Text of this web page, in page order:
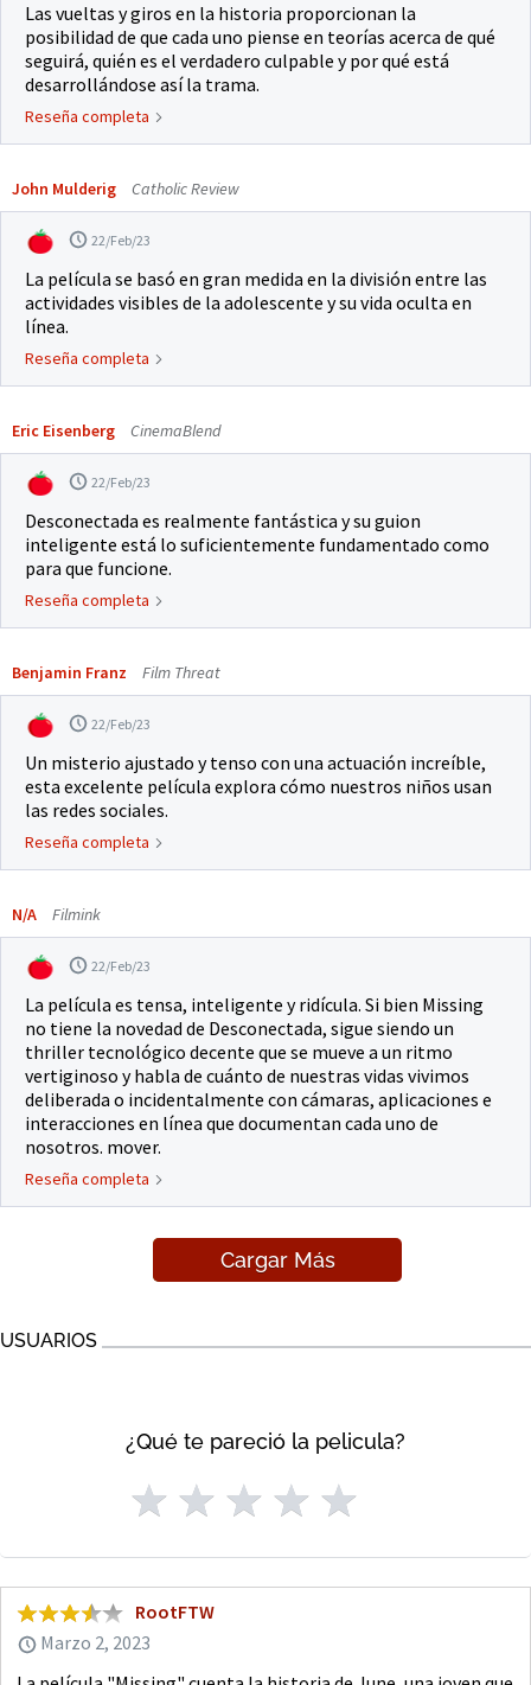
Las vueltas y giros en la historia proporcionan la
posibilidad de que cada uno piense en teorías acerca de qué
seguirá, quién es el verdadero culpable y por qué está
desarrollándose así la trama.
Reseña completa
John Mulderig Catholic Review
22/Feb/23
La película se basó en gran medida en la división entre las
actividades visibles de la adolescente y su vida oculta en
línea.
Reseña completa
Eric Eisenberg CinemaBlend
22/Feb/23
Desconectada es realmente fantástica y su guion
inteligente está lo suficientemente fundamentado como
para que funcione.
Reseña completa
Benjamin Franz Film Threat
22/Feb/23
Un misterio ajustado y tenso con una actuación increíble,
esta excelente película explora cómo nuestros niños usan
las redes sociales.
Reseña completa
N/A Filmink
22/Feb/23
La película es tensa, inteligente y ridícula. Si bien Missing
no tiene la novedad de Desconectada, sigue siendo un
thriller tecnológico decente que se mueve a un ritmo
vertiginoso y habla de cuánto de nuestras vidas vivimos
deliberada o incidentalmente con cámaras, aplicaciones e
interacciones en línea que documentan cada uno de
nosotros. mover.
Reseña completa
Cargar Más
USUARIOS
¿Qué te pareció la pelicula?
RootFTW
Marzo 2, 2023